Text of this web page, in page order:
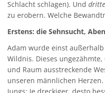
Schlacht schlagen). Und
zu erobern. Welche
Erstens: die Sehnsucht,
Adam wurde einst
Wildnis. Dieses
und Raum ausstreckende
unseren männlichen